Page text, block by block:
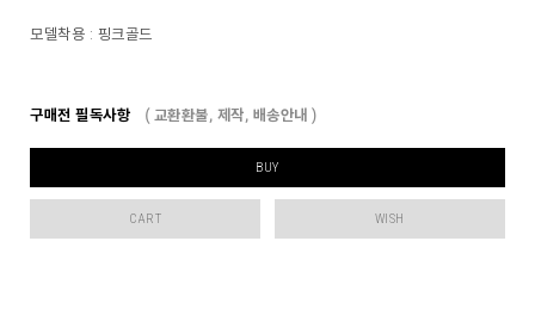
모델착용 : 핑크골드
구매전 필독사항 ( 교환환불, 제작, 배송안내 )
BUY
CART WISH